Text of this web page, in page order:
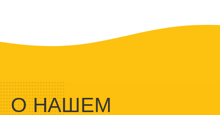
В2023году МИСК провел Вводные
участников, которые изучали
международные стандарты в защите прав
человека.